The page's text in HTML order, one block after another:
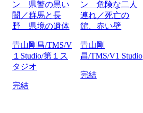
ン 県警の黒い
闇／群馬と長
野 県境の遺体
青山剛昌/TMS/V
１Studio/第１ス
タジオ
完結
ン 危険な二人
連れ／死亡の
館、赤い壁
青山剛
昌/TMS/V1 Studio
完結